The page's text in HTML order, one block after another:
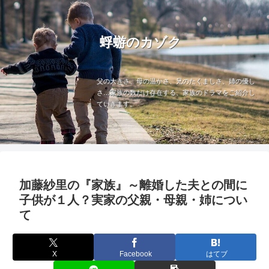
蜉蝣のカゾク
父の大きさ、母の温かさ、兄のたくましさ、姉の優し
さ…家族の数だけ存在する、家族のドラマをご紹介し
ていきます。
加藤紗里の『家族』～離婚した夫との間に
子供が１人？実家の父親・母親・姉につい
て
X Facebook はてブ